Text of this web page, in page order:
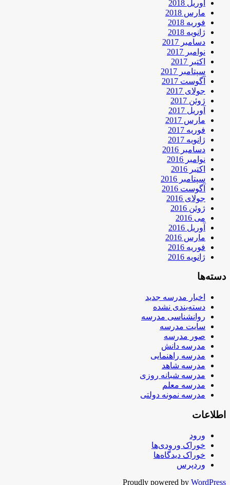
آوریل 2018
مارس 2018
فوریه 2018
ژانویه 2018
دسامبر 2017
نوامبر 2017
اکتبر 2017
سپتامبر 2017
آگوست 2017
جولای 2017
ژوئن 2017
آوریل 2017
مارس 2017
فوریه 2017
ژانویه 2017
دسامبر 2016
نوامبر 2016
اکتبر 2016
سپتامبر 2016
آگوست 2016
جولای 2016
ژوئن 2016
می 2016
آوریل 2016
مارس 2016
فوریه 2016
ژانویه 2016
دسته‌ها
اخبار مدرسه جدید
دسته‌بندی نشده
روانشناسی مدرسه
سایت مدرسه
صور مدرسه
مدرسه دانش
مدرسه راهنمایی
مدرسه شاهد
مدرسه شبانه روزی
مدرسه معلم
مدرسه نمونه دولتی
اطلاعات
ورود
خوراک ورودی‌ها
خوراک دیدگاه‌ها
وردپرس
Proudly powered by WordPress